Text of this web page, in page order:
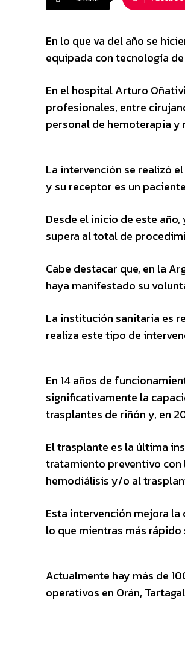
En lo que va del año se
equipada con tecnología
En el hospital Arturo
profesionales, entre
personal de hemoterapia
La intervención se realizó
y su receptor es un
Desde el inicio de este
supera al total de
Cabe destacar que, en la
haya manifestado su
La institución sanitaria es
realiza este tipo de
En 14 años de
significativamente la
trasplantes de riñón y, en
El trasplante es la última
tratamiento preventivo con
hemodiálisis y/o al
Esta intervención mejora
lo que mientras más rápido
Actualmente hay más de
operativos en Orán,